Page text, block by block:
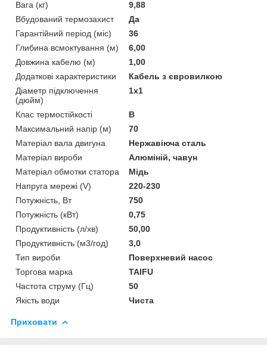
Вага (кг)
9,88
Вбудований термозахист
Да
Гарантійний період (міс)
36
Глибина всмоктування (м)
6,00
Довжина кабелю (м)
1,00
Додаткові характеристики
Кабель з євровилкою
Діаметр підключення
(дюйм)
1х1
Клас термостійкості
B
Максимальний напір (м)
70
Матеріал вала двигуна
Нержавіюча сталь
Матеріал вироби
Алюміній, чавун
Матеріал обмотки статора
Мідь
Напруга мережі (V)
220-230
Потужність, Вт
750
Потужність (кВт)
0,75
Продуктивність (л/хв)
50,00
Продуктивність (м3/год)
3,0
Тип вироби
Поверхневий насос
Торгова марка
TAIFU
Частота струму (Гц)
50
Якість води
Чиста
Приховати